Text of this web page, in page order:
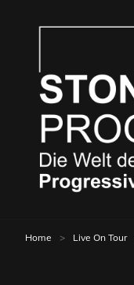
Home > Live On Tour